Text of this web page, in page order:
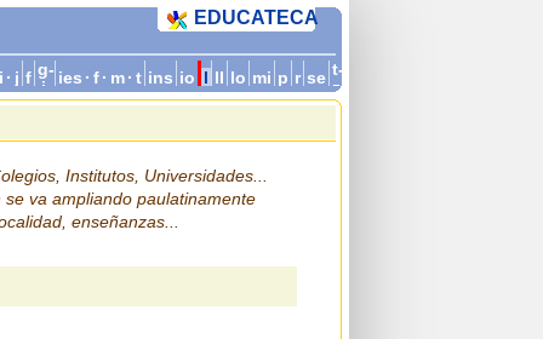
i · j f g-
i
ies · f · m · t ins io lo mi p r se t-
z
EDUCATECA
Institutos, Universidades...
va ampliando paulatinamente
enseñanzas...